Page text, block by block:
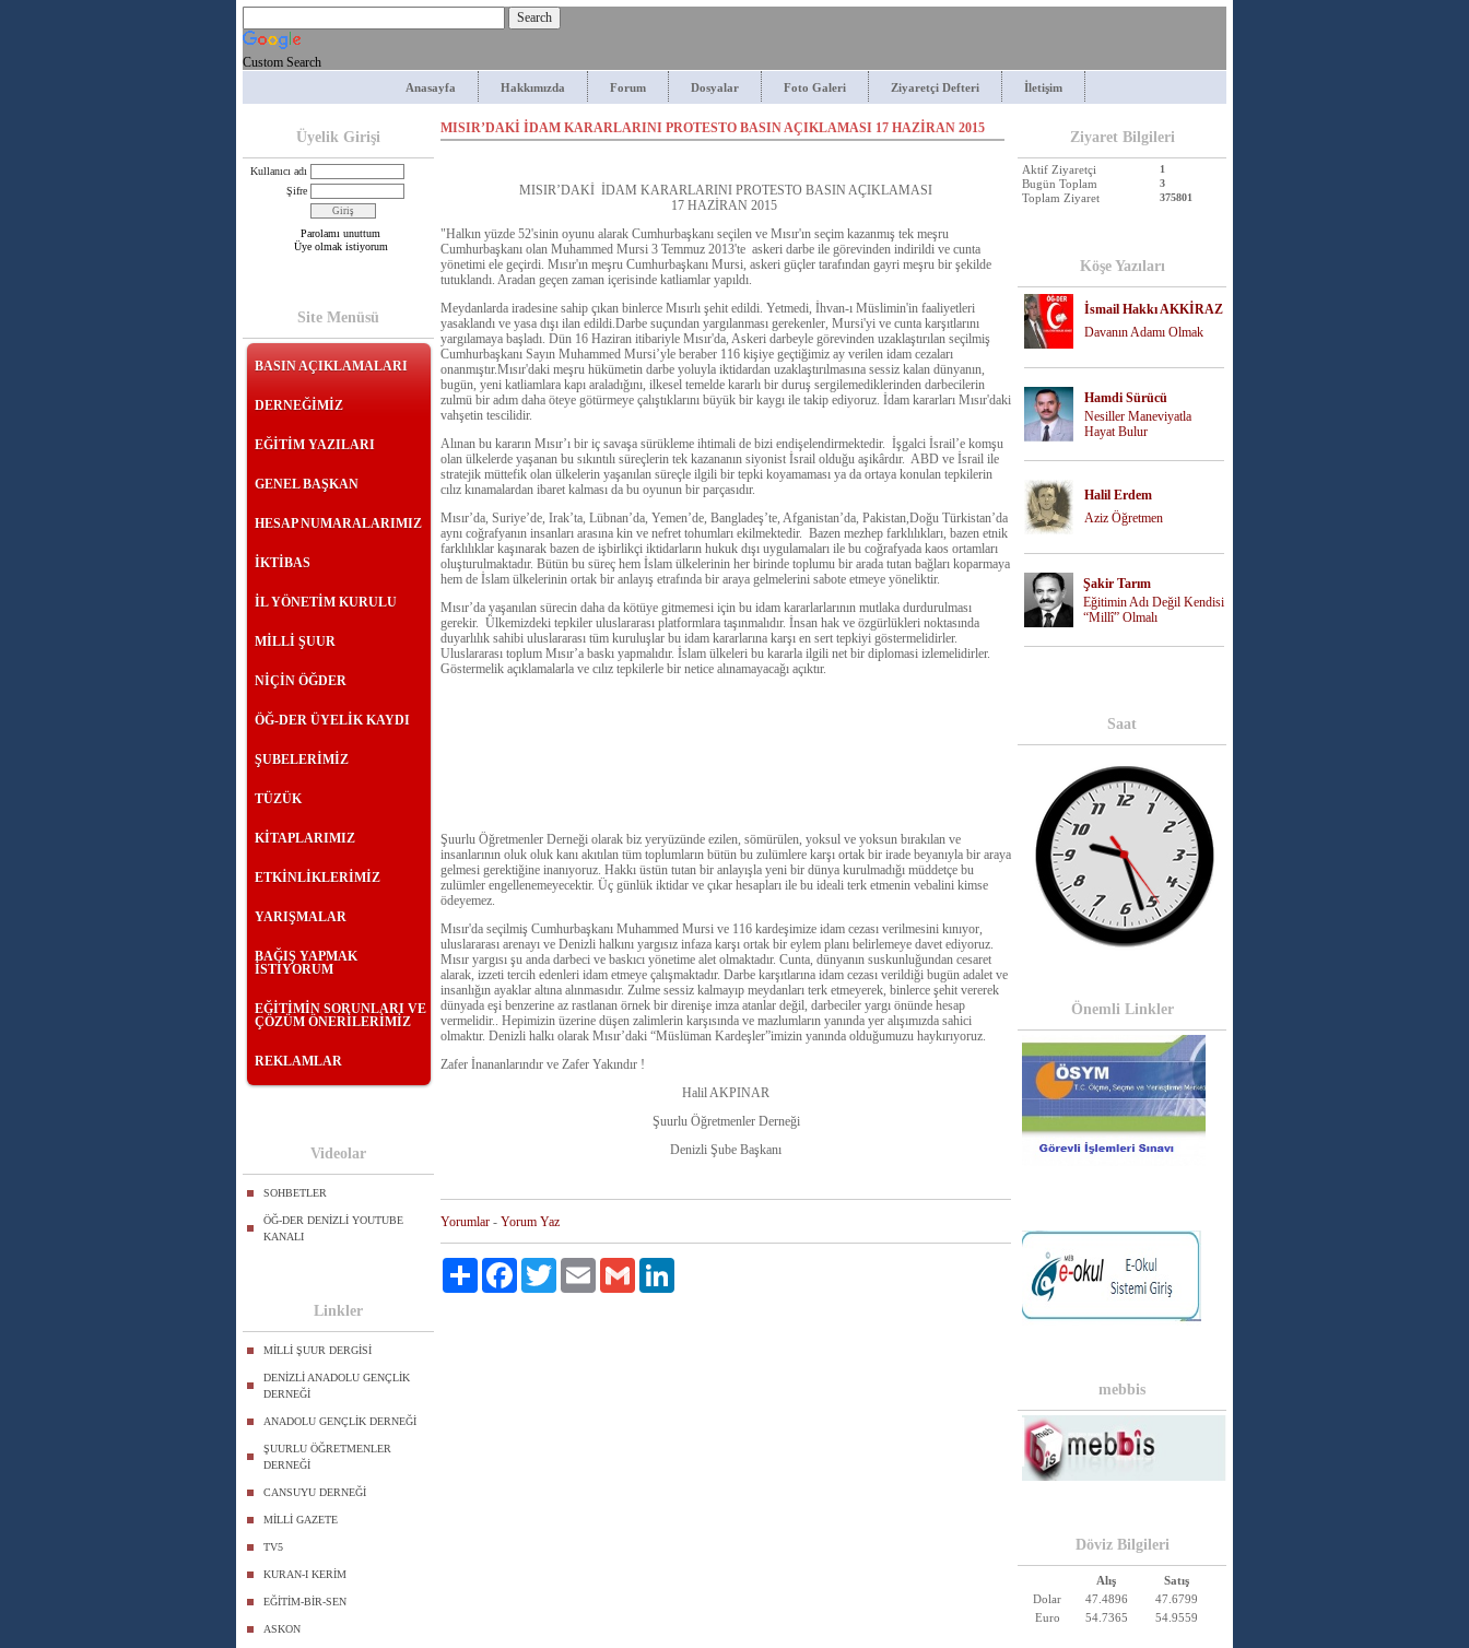
Custom Search
Anasayfa Hakkımızda Forum Dosyalar Foto Galeri Ziyaretçi Defteri İletişim
Üyelik Girişi
Kullanıcı adı
Şifre
Parolamı unuttum
Üye olmak istiyorum
Site Menüsü
BASIN AÇIKLAMALARI
DERNEĞİMİZ
EĞİTİM YAZILARI
GENEL BAŞKAN
HESAP NUMARALARIMIZ
İKTİBAS
İL YÖNETİM KURULU
MİLLİ ŞUUR
NİÇİN ÖĞDER
ÖĞ-DER ÜYELİK KAYDI
ŞUBELERİMİZ
TÜZÜK
KİTAPLARIMIZ
ETKİNLİKLERİMİZ
YARIŞMALAR
BAĞIŞ YAPMAK
İSTİYORUM
EĞİTİMİN SORUNLARI VE
ÇÖZÜM ÖNERİLERİMİZ
REKLAMLAR
Videolar
SOHBETLER
ÖĞ-DER DENİZLİ YOUTUBE
KANALI
Linkler
MİLLİ ŞUUR DERGİSİ
DENİZLİ ANADOLU GENÇLİK
DERNEĞİ
ANADOLU GENÇLİK DERNEĞİ
ŞUURLU ÖĞRETMENLER
DERNEĞİ
CANSUYU DERNEĞİ
MİLLİ GAZETE
TV5
KURAN-I KERİM
EĞİTİM-BİR-SEN
ASKON
MISIR’DAKİ İDAM KARARLARINI PROTESTO BASIN AÇIKLAMASI 17 HAZİRAN 2015
MISIR’DAKİ İDAM KARARLARINI PROTESTO BASIN AÇIKLAMASI
17 HAZİRAN 2015
"Halkın yüzde 52'sinin oyunu alarak Cumhurbaşkanı seçilen ve Mısır'ın seçim kazanmış tek meşru
Cumhurbaşkanı olan Muhammed Mursi 3 Temmuz 2013'te askeri darbe ile görevinden indirildi ve cunta
yönetimi ele geçirdi. Mısır'ın meşru Cumhurbaşkanı Mursi, askeri güçler tarafından gayri meşru bir şekilde
tutuklandı. Aradan geçen zaman içerisinde katliamlar yapıldı.
Meydanlarda iradesine sahip çıkan binlerce Mısırlı şehit edildi. Yetmedi, İhvan-ı Müslimin'in faaliyetleri
yasaklandı ve yasa dışı ilan edildi.Darbe suçundan yargılanması gerekenler, Mursi'yi ve cunta karşıtlarını
yargılamaya başladı. Dün 16 Haziran itibariyle Mısır'da, Askeri darbeyle görevinden uzaklaştırılan seçilmiş
Cumhurbaşkanı Sayın Muhammed Mursi’yle beraber 116 kişiye geçtiğimiz ay verilen idam cezaları
onanmıştır.Mısır'daki meşru hükümetin darbe yoluyla iktidardan uzaklaştırılmasına sessiz kalan dünyanın,
bugün, yeni katliamlara kapı araladığını, ilkesel temelde kararlı bir duruş sergilemediklerinden darbecilerin
zulmü bir adım daha öteye götürmeye çalıştıklarını büyük bir kaygı ile takip ediyoruz. İdam kararları Mısır'daki
vahşetin tescilidir.
Alınan bu kararın Mısır’ı bir iç savaşa sürükleme ihtimali de bizi endişelendirmektedir. İşgalci İsrail’e komşu
olan ülkelerde yaşanan bu sıkıntılı süreçlerin tek kazananın siyonist İsrail olduğu aşikârdır. ABD ve İsrail ile
stratejik müttefik olan ülkelerin yaşanılan süreçle ilgili bir tepki koyamaması ya da ortaya konulan tepkilerin
cılız kınamalardan ibaret kalması da bu oyunun bir parçasıdır.
Mısır’da, Suriye’de, Irak’ta, Lübnan’da, Yemen’de, Bangladeş’te, Afganistan’da, Pakistan,Doğu Türkistan’da
aynı coğrafyanın insanları arasına kin ve nefret tohumları ekilmektedir. Bazen mezhep farklılıkları, bazen etnik
farklılıklar kaşınarak bazen de işbirlikçi iktidarların hukuk dışı uygulamaları ile bu coğrafyada kaos ortamları
oluşturulmaktadır. Bütün bu süreç hem İslam ülkelerinin her birinde toplumu bir arada tutan bağları koparmaya
hem de İslam ülkelerinin ortak bir anlayış etrafında bir araya gelmelerini sabote etmeye yöneliktir.
Mısır’da yaşanılan sürecin daha da kötüye gitmemesi için bu idam kararlarlarının mutlaka durdurulması
gerekir. Ülkemizdeki tepkiler uluslararası platformlara taşınmalıdır. İnsan hak ve özgürlükleri noktasında
duyarlılık sahibi uluslararası tüm kuruluşlar bu idam kararlarına karşı en sert tepkiyi göstermelidirler.
Uluslararası toplum Mısır’a baskı yapmalıdır. İslam ülkeleri bu kararla ilgili net bir diplomasi izlemelidirler.
Göstermelik açıklamalarla ve cılız tepkilerle bir netice alınamayacağı açıktır.
Şuurlu Öğretmenler Derneği olarak biz yeryüzünde ezilen, sömürülen, yoksul ve yoksun bırakılan ve
insanlarının oluk oluk kanı akıtılan tüm toplumların bütün bu zulümlere karşı ortak bir irade beyanıyla bir araya
gelmesi gerektiğine inanıyoruz. Hakkı üstün tutan bir anlayışla yeni bir dünya kurulmadığı müddetçe bu
zulümler engellenemeyecektir. Üç günlük iktidar ve çıkar hesapları ile bu ideali terk etmenin vebalini kimse
ödeyemez.
Mısır'da seçilmiş Cumhurbaşkanı Muhammed Mursi ve 116 kardeşimize idam cezası verilmesini kınıyor,
uluslararası arenayı ve Denizli halkını yargısız infaza karşı ortak bir eylem planı belirlemeye davet ediyoruz.
Mısır yargısı şu anda darbeci ve baskıcı yönetime alet olmaktadır. Cunta, dünyanın suskunluğundan cesaret
alarak, izzeti tercih edenleri idam etmeye çalışmaktadır. Darbe karşıtlarına idam cezası verildiği bugün adalet ve
insanlığın ayaklar altına alınmasıdır. Zulme sessiz kalmayıp meydanları terk etmeyerek, binlerce şehit vererek
dünyada eşi benzerine az rastlanan örnek bir direnişe imza atanlar değil, darbeciler yargı önünde hesap
vermelidir.. Hepimizin üzerine düşen zalimlerin karşısında ve mazlumların yanında yer alışımızda sahici
olmaktır. Denizli halkı olarak Mısır’daki “Müslüman Kardeşler”imizin yanında olduğumuzu haykırıyoruz.
Zafer İnananlarındır ve Zafer Yakındır !
Halil AKPINAR
Şuurlu Öğretmenler Derneği
Denizli Şube Başkanı
Yorumlar - Yorum Yaz
Paylaş FacebookTwitter Email Gmail
Ziyaret Bilgileri
Aktif Ziyaretçi 1
Bugün Toplam 3
Toplam Ziyaret 375801
Köşe Yazıları
İsmail Hakkı AKKİRAZ
Davanın Adamı Olmak
Hamdi Sürücü
Nesiller Maneviyatla
Hayat Bulur
Halil Erdem
Aziz Öğretmen
Şakir Tarım
Eğitimin Adı Değil Kendisi
“Millî” Olmalı
Saat
Önemli Linkler
mebbis
Döviz Bilgileri
Alış
Satış
Dolar
47.4896
47.6799
Euro
54.7365 54.9559